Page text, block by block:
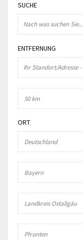
SUCHE
ENTFERNUNG
ORT